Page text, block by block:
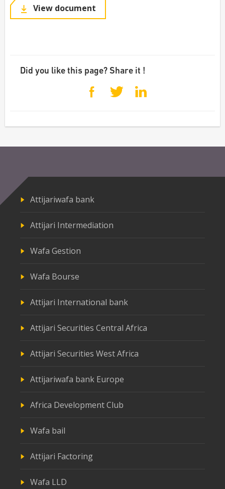
View document
Did you like this page? Share it !
Attijariwafa bank
Attijari Intermediation
Wafa Gestion
Wafa Bourse
Attijari International bank
Attijari Securities Central Africa
Attijari Securities West Africa
Attijariwafa bank Europe
Africa Development Club
Wafa bail
Attijari Factoring
Wafa LLD